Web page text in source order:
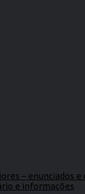
– enunciados
e informações